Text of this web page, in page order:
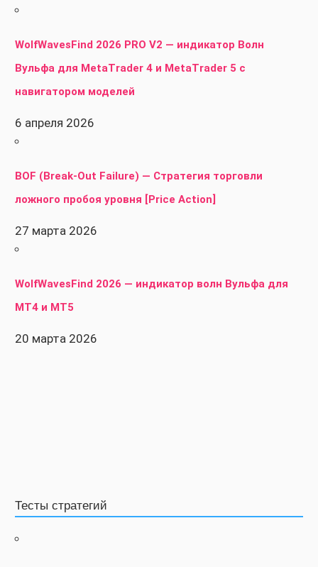
WolfWavesFind 2026 PRO V2 — индикатор Волн
Вульфа для MetaTrader 4 и MetaTrader 5 с
навигатором моделей
6 апреля 2026
BOF (Break-Out Failure) — Стратегия торговли
ложного пробоя уровня [Price Action]
27 марта 2026
WolfWavesFind 2026 — индикатор волн Вульфа для
MT4 и MT5
20 марта 2026
Тесты стратегий